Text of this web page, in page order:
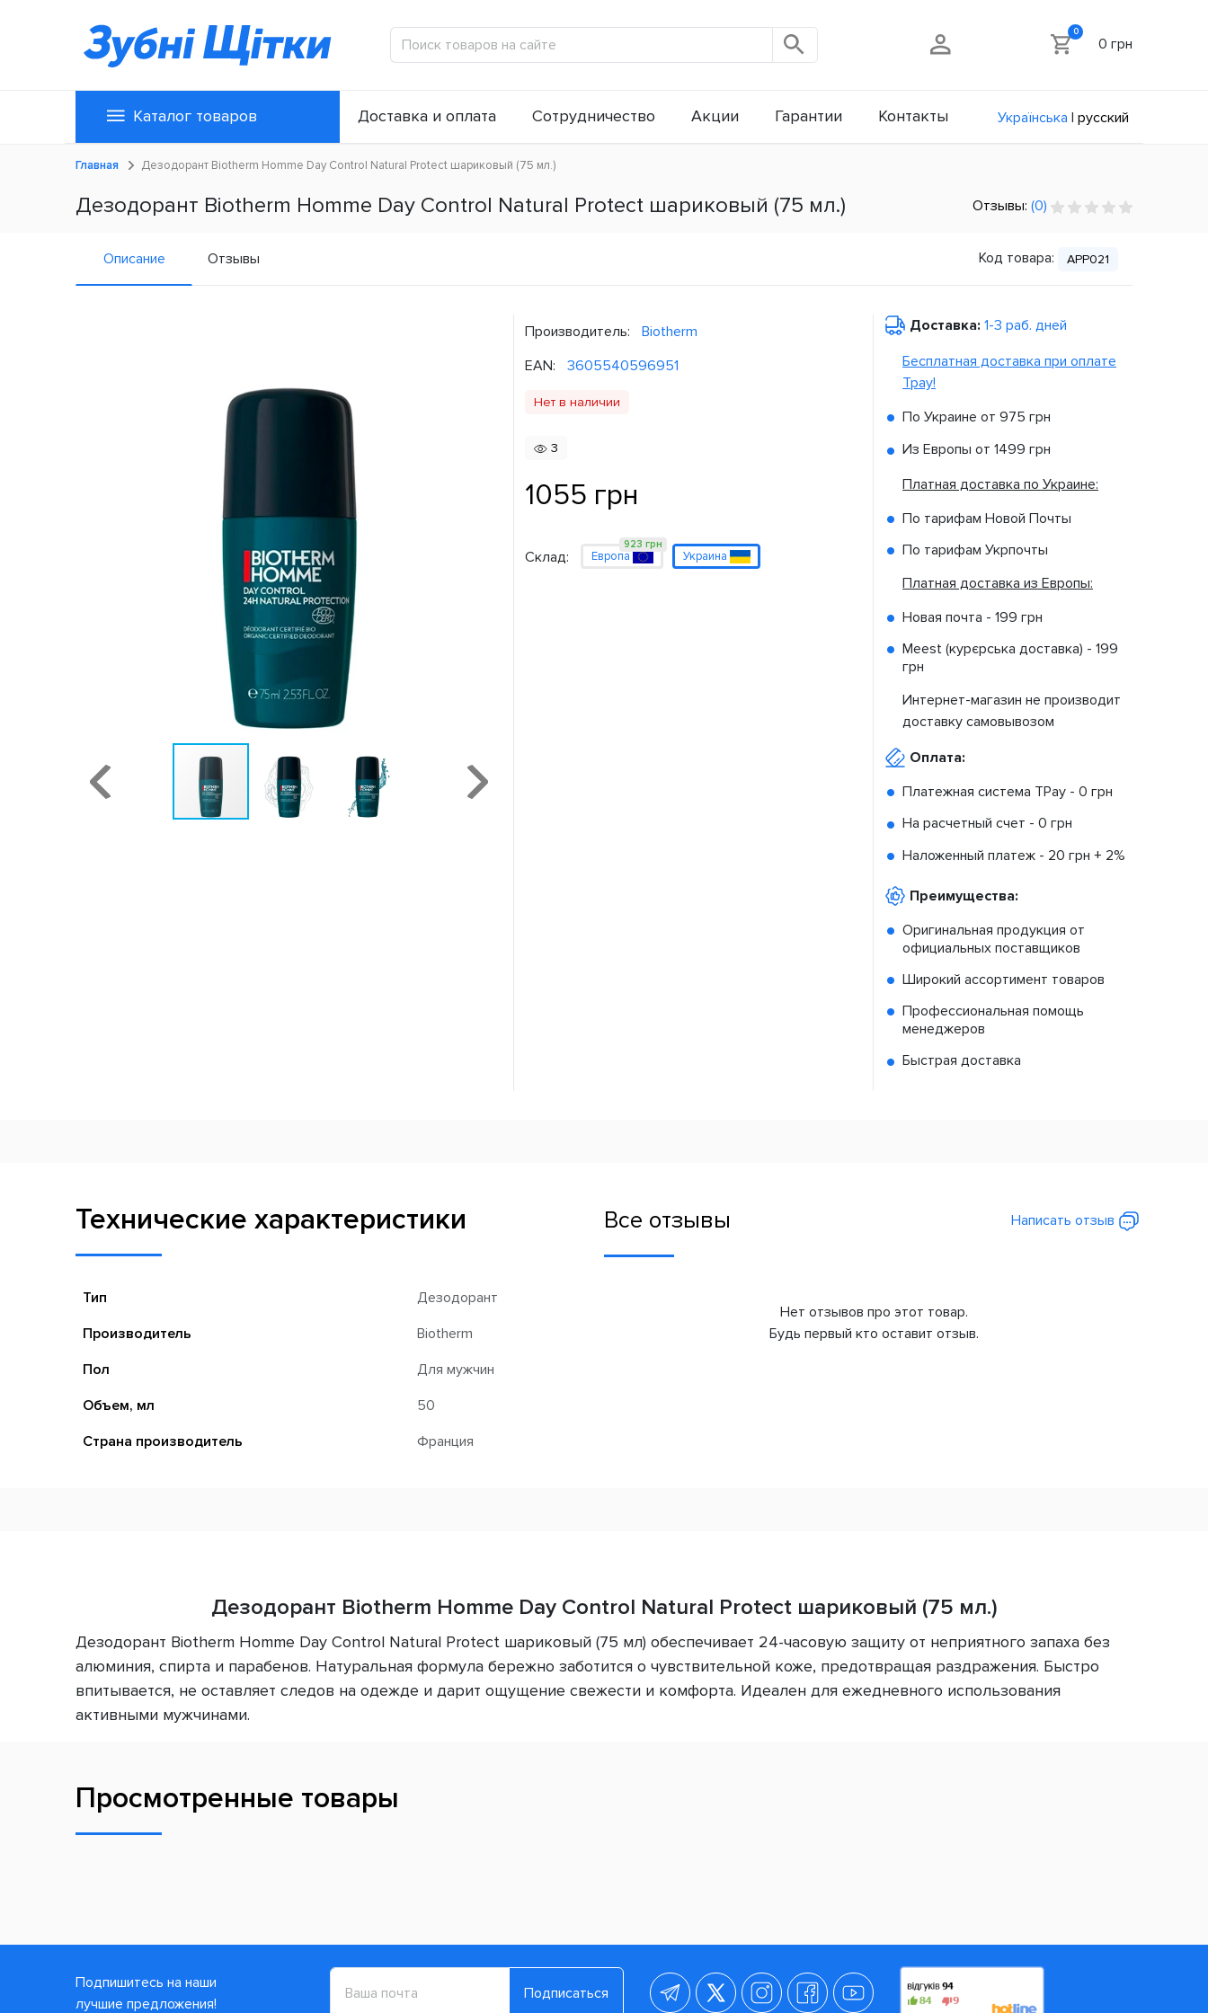
0
0 грн
Каталог товаров Доставка и оплата Сотрудничество Акции Гарантии Контакты Українська | русский
Главная Дезодорант Biotherm Homme Day Control Natural Protect шариковый (75 мл.)
Дезодорант Biotherm Homme Day Control Natural Protect шариковый (75 мл.) Отзывы: (0)
Описание Отзывы Код товара: APP021
Производитель:
Biotherm
EAN:
3605540596951
Нет в наличии
3
1055 грн
Склад: Европа
923 грн
Украина
Доставка: 1-3 раб. дней
Бесплатная доставка при оплате
Tpay!
По Украине от 975 грн
Из Европы от 1499 грн
Платная доставка по Украине:
По тарифам Новой Почты
По тарифам Укрпочты
Платная доставка из Европы:
Новая почта - 199 грн
Meest (курєрська доставка) - 199
грн
Интернет-магазин не производит
доставку самовывозом
Оплата:
Платежная система TPay - 0 грн
На расчетный счет - 0 грн
Наложенный платеж - 20 грн + 2%
Преимущества:
Оригинальная продукция от
официальных поставщиков
Широкий ассортимент товаров
Профессиональная помощь
менеджеров
Быстрая доставка
Технические характеристики
Тип
Дезодорант
Производитель
Biotherm
Пол
Для мужчин
Объем, мл
50
Страна производитель
Франция
Все отзывы Написать отзыв
Нет отзывов про этот товар.
Будь первый кто оставит отзыв.
Дезодорант Biotherm Homme Day Control Natural Protect шариковый (75 мл.)
Дезодорант Biotherm Homme Day Control Natural Protect шариковый (75 мл) обеспечивает 24-часовую защиту от неприятного запаха без
алюминия, спирта и парабенов. Натуральная формула бережно заботится о чувствительной коже, предотвращая раздражения. Быстро
впитывается, не оставляет следов на одежде и дарит ощущение свежести и комфорта. Идеален для ежедневного использования
активными мужчинами.
Просмотренные товары
Подпишитесь на наши
лучшие предложения!
Подписаться